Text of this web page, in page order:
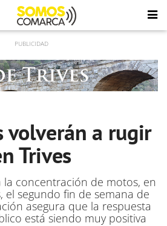
volverán a rugir
Trives
la concentración de motos, en
el segundo fin de semana de
asegura que la respuesta
está siendo muy positiva